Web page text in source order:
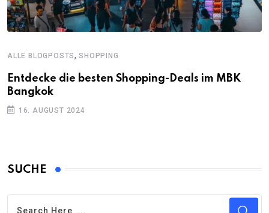
ALLE BLOGPOSTS,SHOPPING
Entdecke die besten Shopping-Deals im MBK
Bangkok
16. AUGUST 2024
SUCHE